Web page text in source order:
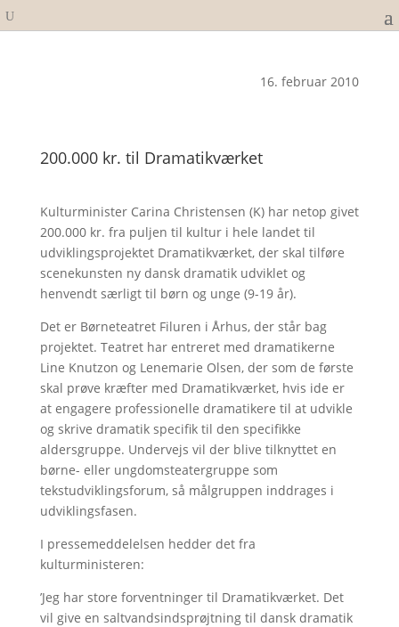
16. februar 2010
200.000 kr. til Dramatikværket
Kulturminister Carina Christensen (K) har netop givet
200.000 kr. fra puljen til kultur i hele landet til
udviklingsprojektet Dramatikværket, der skal tilføre
scenekunsten ny dansk dramatik udviklet og
henvendt særligt til børn og unge (9-19 år).
Det er Børneteatret Filuren i Århus, der står bag
projektet. Teatret har entreret med dramatikerne
Line Knutzon og Lenemarie Olsen, der som de første
skal prøve kræfter med Dramatikværket, hvis ide er
at engagere professionelle dramatikere til at udvikle
og skrive dramatik specifik til den specifikke
aldersgruppe. Undervejs vil der blive tilknyttet en
børne- eller ungdomsteatergruppe som
tekstudviklingsforum, så målgruppen inddrages i
udviklingsfasen.
I pressemeddelelsen hedder det fra
kulturministeren:
’Jeg har store forventninger til Dramatikværket. Det
vil give en saltvandsindsprøjtning til dansk dramatik